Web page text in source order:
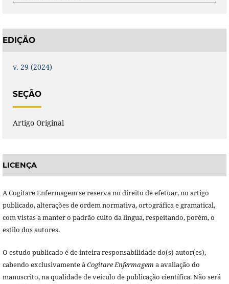
EDIÇÃO
v. 29 (2024)
SEÇÃO
Artigo Original
LICENÇA
A Cogitare Enfermagem se reserva no direito de efetuar, no artigo
publicado, alterações de ordem normativa, ortográfica e gramatical,
com vistas a manter o padrão culto da língua, respeitando, porém, o
estilo dos autores.
O estudo publicado é de inteira responsabilidade do(s) autor(es),
cabendo exclusivamente àCogitare Enfermagema avaliação do
manuscrito, na qualidade de veículo de publicação científica. Não será